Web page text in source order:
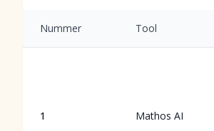
Nummer Tool
1 Mathos AI